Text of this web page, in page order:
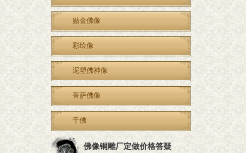
贴金佛像
彩绘像
泥塑佛神像
菩萨佛像
千佛
佛像铜雕厂定做价格答疑